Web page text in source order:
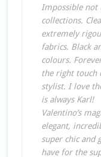
Impossible not
collections.
extremely
fabrics. Black
colours.
the right touch
stylist. I love
is always Karl!
Valentino’s
elegant,
super chic and
have for the